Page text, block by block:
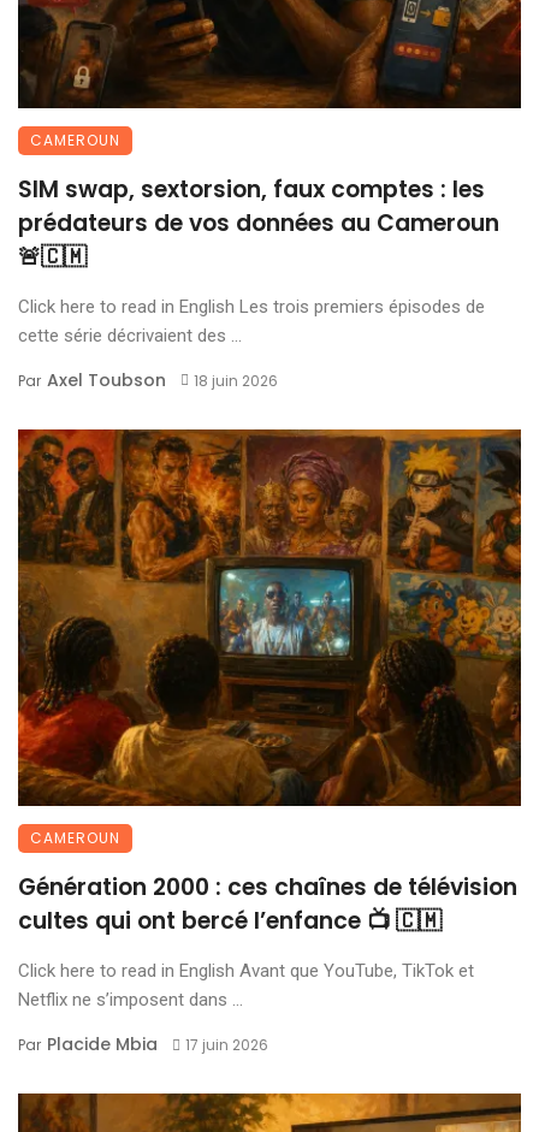
CAMEROUN
SIM swap, sextorsion, faux comptes : les
prédateurs de vos données au Cameroun
🚨🇨🇲
Click here to read in English Les trois premiers épisodes de
cette série décrivaient des ...
Par Axel Toubson 18 juin 2026
CAMEROUN
Génération 2000 : ces chaînes de télévision
cultes qui ont bercé l’enfance 📺 🇨🇲
Click here to read in English Avant que YouTube, TikTok et
Netflix ne s’imposent dans ...
Par Placide Mbia 17 juin 2026